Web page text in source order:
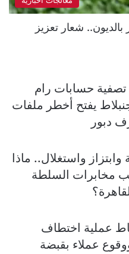
شعار تعزيز
تصفية حسابات رام
يفتح أخطر ملفات
دبور
واستغلال.. ماذا
مخابرات السلطة
عملية اختطاف
عملاء بقبضة